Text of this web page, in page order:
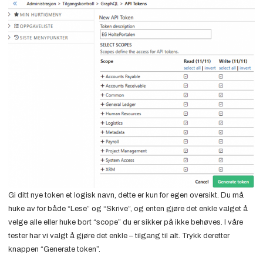
Gi ditt nye token et logisk navn, dette er kun for egen oversikt. Du må
huke av for både “Lese” og “Skrive”, og enten gjøre det enkle valget å
velge alle eller huke bort “scope” du er sikker på ikke behøves. I våre
tester har vi valgt å gjøre det enkle – tilgang til alt. Trykk deretter
knappen “Generate token”.